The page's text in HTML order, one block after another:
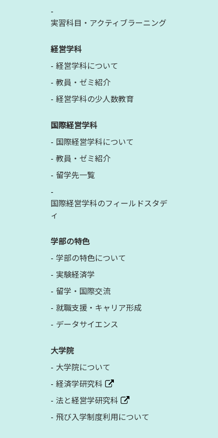
実習科目・アクティブラーニング
経営学科
経営学科について
教員・ゼミ紹介
経営学科の少人数教育
国際経営学科
国際経営学科について
教員・ゼミ紹介
留学先一覧
国際経営学科のフィールドスタデ
ィ
学部の特色
学部の特色について
実験経済学
留学・国際交流
就職支援・キャリア形成
データサイエンス
大学院
大学院について
経済学研究科
法と経営学研究科
飛び入学制度利用について